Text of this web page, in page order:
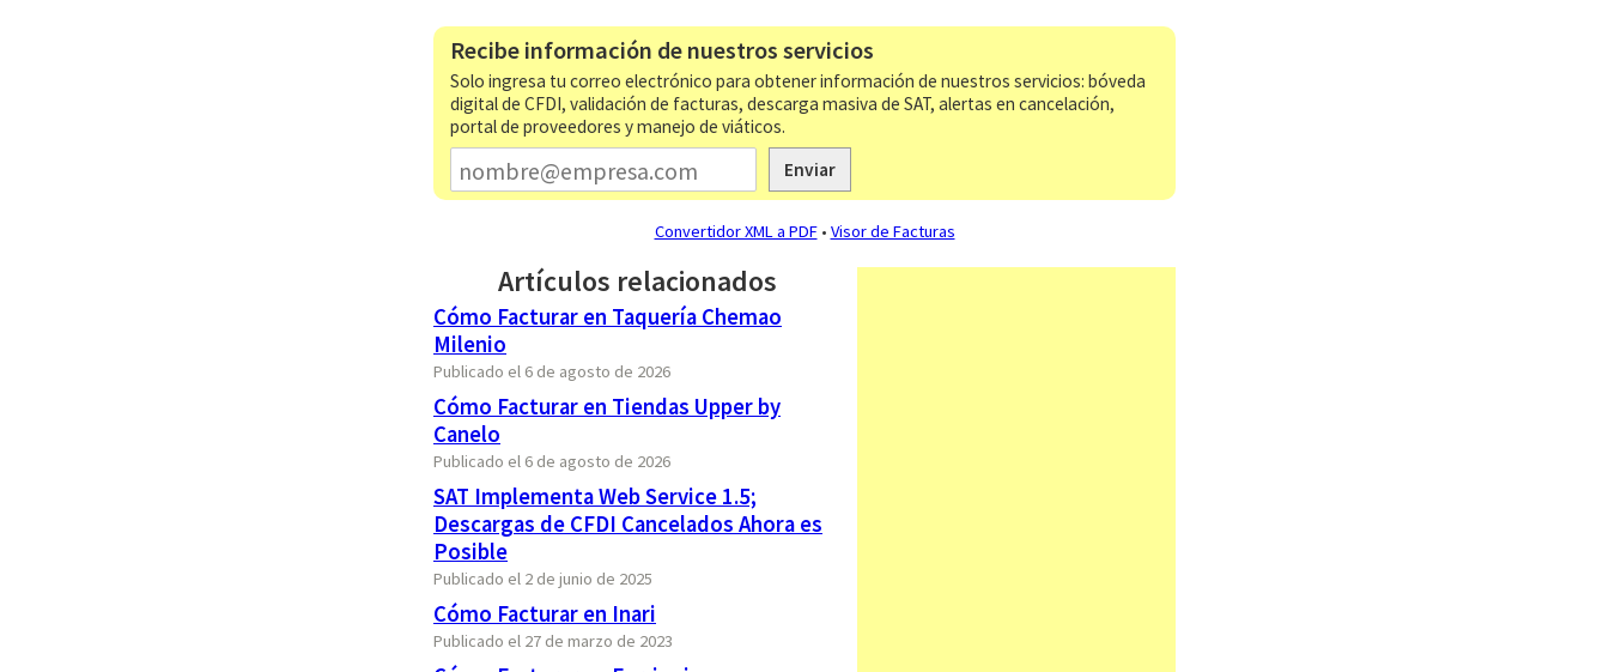
Recibe información de nuestros servicios
Solo ingresa tu correo electrónico para obtener información de nuestros servicios: bóveda
digital de CFDI, validación de facturas, descarga masiva de SAT, alertas en cancelación,
portal de proveedores y manejo de viáticos.
Enviar
Convertidor XML a PDF• Visor de Facturas
Artículos relacionados
Cómo Facturar en Taquería Chemao
Milenio
Publicado el 6 de agosto de 2026
Cómo Facturar en Tiendas Upper by
Canelo
Publicado el 6 de agosto de 2026
SAT Implementa Web Service 1.5;
Descargas de CFDI Cancelados Ahora es
Posible
Publicado el 2 de junio de 2025
Cómo Facturar en Inari
Publicado el 27 de marzo de 2023